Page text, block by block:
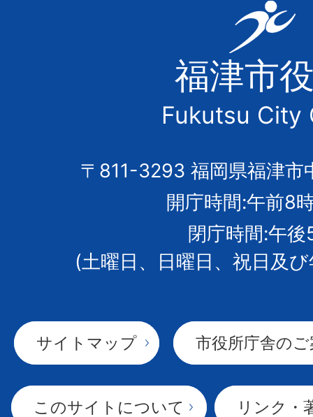
福
津
市
の
市
章
福津市
Fukutsu City
〒811-3293 福岡県福津市
開庁時間:午前8
閉庁時間:午後
(土曜日、日曜日、祝日及
サイトマップ 市役所庁舎の
このサイトについて リンク・